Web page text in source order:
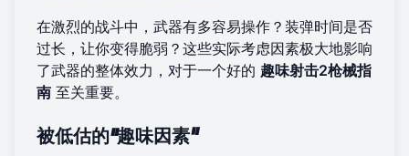
在激烈的战斗中，武器有多容易操作？装弹时间是否
过长，让你变得脆弱？这些实际考虑因素极大地影响
了武器的整体效力，对于一个好的 趣味射击2枪械指
南 至关重要。
被低估的“趣味因素”